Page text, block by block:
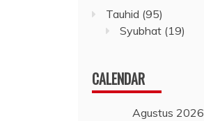
Tauhid (95)
Syubhat (19)
CALENDAR
Agustus 2026